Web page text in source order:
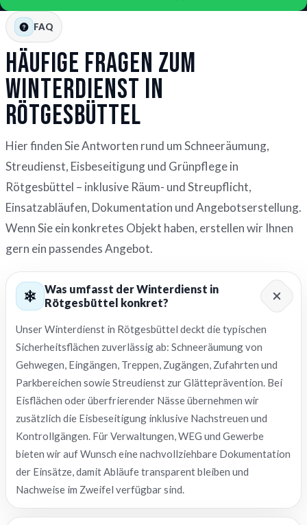
FAQ
Häufige Fragen zum
Winterdienst in
Rötgesbüttel
Hier finden Sie Antworten rund um Schneeräumung,
Streudienst, Eisbeseitigung und Grünpflege in
Rötgesbüttel – inklusive Räum- und Streupflicht,
Einsatzabläufen, Dokumentation und Angebotserstellung.
Wenn Sie ein konkretes Objekt haben, erstellen wir Ihnen
gern ein passendes Angebot.
Was umfasst der Winterdienst in
Rötgesbüttel konkret?
Unser Winterdienst in Rötgesbüttel deckt die typischen
Sicherheitsflächen zuverlässig ab: Schneeräumung von
Gehwegen, Eingängen, Treppen, Zugängen, Zufahrten und
Parkbereichen sowie Streudienst zur Glätteprävention. Bei
Eisflächen oder überfrierender Nässe übernehmen wir
zusätzlich die Eisbeseitigung inklusive Nachstreuen und
Kontrollgängen. Für Verwaltungen, WEG und Gewerbe
bieten wir auf Wunsch eine nachvollziehbare Dokumentation
der Einsätze, damit Abläufe transparent bleiben und
Nachweise im Zweifel verfügbar sind.